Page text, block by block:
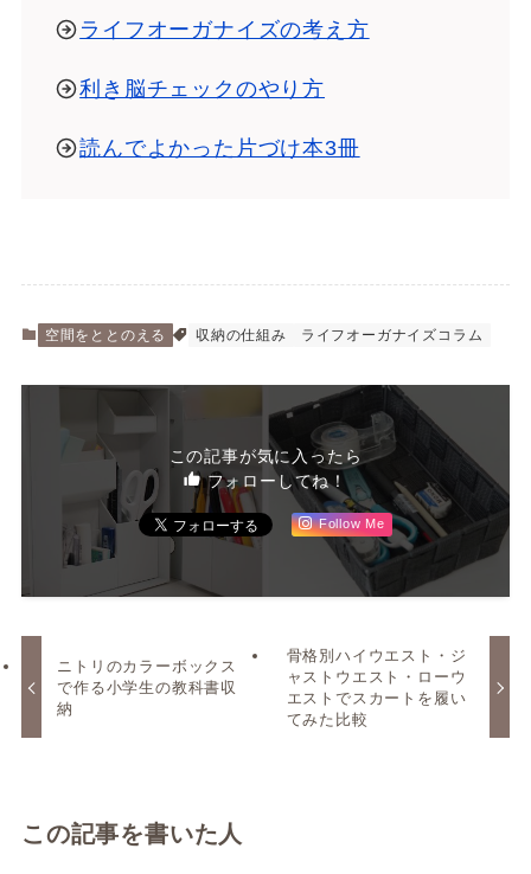
ライフオーガナイズの考え方
利き脳チェックのやり方
読んでよかった片づけ本3冊
空間をととのえる 収納の仕組み ライフオーガナイズコラム
この記事が気に入ったら
フォローしてね！
Follow Me
ニトリのカラーボックス
で作る小学生の教科書収
納
骨格別ハイウエスト・ジ
ャストウエスト・ローウ
エストでスカートを履い
てみた比較
この記事を書いた人